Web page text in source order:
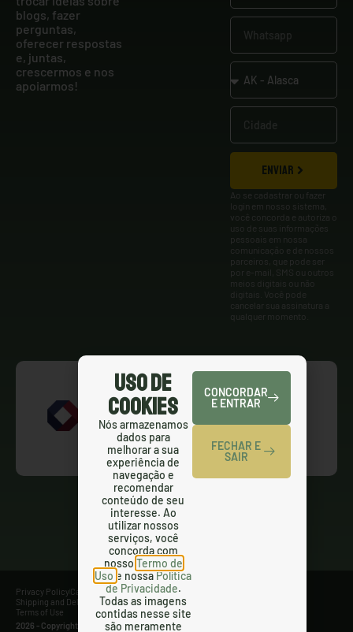
blogs, fazer
perguntas,
oferecer respostas
e, juntas,
crescermos e nos
apoiarmos!
ENVIAR
Ao se cadastrar ou fazer
login em nosso sistema,
você concorda e autoriza o
uso de suas informações
pessoais em nossa
comunicação e de nossos
parceiros, que pode ser
por e-mail, SMS ou outros
meios digitais ou não
digitais. Você pode
cancelar sua assinatura a
qualquer momento.
Privacy PolicyCancellation PolicyRefund Policy
Shipping and Delivery PolicySMS Terms and Conditions
Terms of Use
2026 - Copyright Gringas - All Right Reserved.
Uso de
Cookies
Nós armazenamos
dados para
melhorar a sua
experiência de
navegação e
recomendar
conteúdo de seu
interesse. Ao
utilizar nossos
serviços, você
concorda com
nosso Termo de
Uso e nossaPolítica
de Privacidade.
Todas as imagens
contidas nesse site
são meramente
CONCORDAR
E ENTRAR
FECHAR E
SAIR